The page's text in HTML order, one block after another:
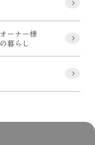
オーナー様
の暮らし